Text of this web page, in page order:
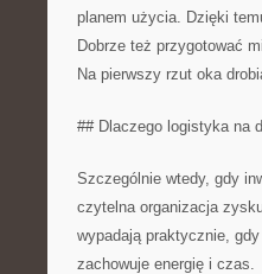
planem użycia. Dzięki
Dobrze też przygotować
Na pierwszy rzut oka
## Dlaczego logistyka na
Szczególnie wtedy, gdy
czytelna organizacja
wypadają praktycznie,
zachowuje energię i czas.